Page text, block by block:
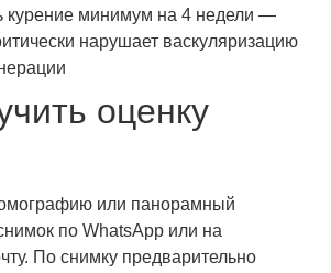
курение минимум на 4 недели —
нарушает васкуляризацию
оценку
или панорамный
по WhatsApp или на
По снимку предварительно